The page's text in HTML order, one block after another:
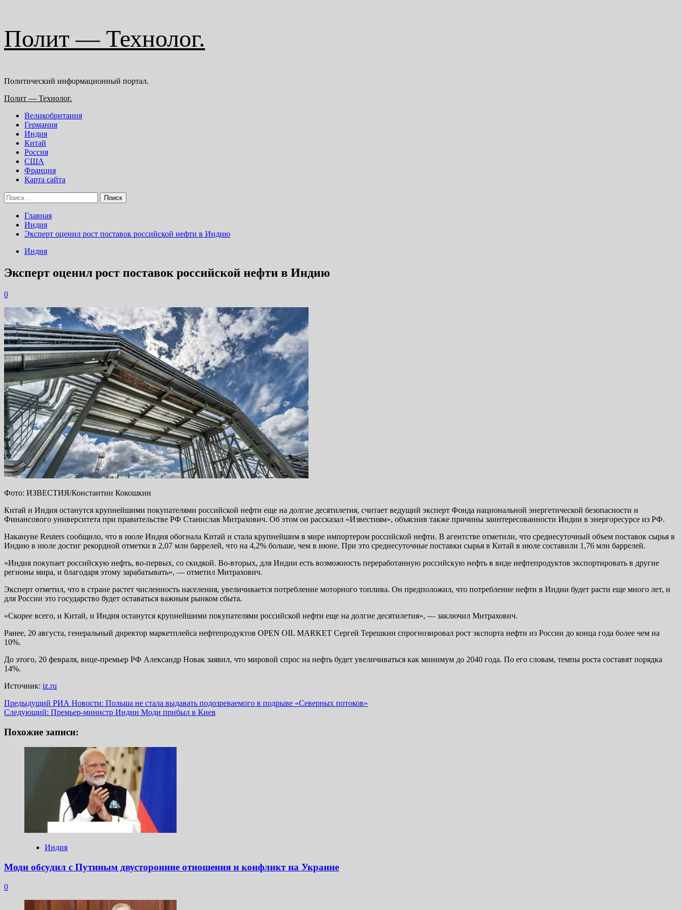
содержимому
Полит — Технолог.
Политический информационный портал.
Основное
Полит — Технолог.
Великобритания
Германия
Индия
Китай
Россия
США
Франция
Карта сайта
Найти:
Главная
Индия
Эксперт оценил рост поставок российской нефти в Индию
Индия
Эксперт оценил рост поставок российской нефти в Индию
0
Фото: ИЗВЕСТИЯ/Константин Кокошкин
Китай и Индия останутся крупнейшими покупателями российской нефти еще на долгие десятилетия, считает ведущий эксперт Фонда национальной энергетической безопасности и
Финансового университета при правительстве РФ Станислав Митрахович. Об этом он рассказал «Известиям», объяснив также причины заинтересованности Индии в энергоресурсе из РФ.
Накануне Reuters сообщило, что в июле Индия обогнала Китай и стала крупнейшим в мире импортером российской нефти. В агентстве отметили, что среднесуточный объем поставок сырья в
Индию в июле достиг рекордной отметки в 2,07 млн баррелей, что на 4,2% больше, чем в июне. При это среднесуточные поставки сырья в Китай в июле составили 1,76 млн баррелей.
«Индия покупает российскую нефть, во-первых, со скидкой. Во-вторых, для Индии есть возможность переработанную российскую нефть в виде нефтепродуктов экспортировать в другие
регионы мира, и благодаря этому зарабатывать», — отметил Митрахович.
Эксперт отметил, что в стране растет численность населения, увеличивается потребление моторного топлива. Он предположил, что потребление нефти в Индии будет расти еще много лет, и
для России это государство будет оставаться важным рынком сбыта.
«Скорее всего, и Китай, и Индия останутся крупнейшими покупателями российской нефти еще на долгие десятилетия», — заключил Митрахович.
Ранее, 20 августа, генеральный директор маркетплейса нефтепродуктов OPEN OIL MARKET Сергей Терешкин спрогнозировал рост экспорта нефти из России до конца года более чем на
10%.
До этого, 20 февраля, вице-премьер РФ Александр Новак заявил, что мировой спрос на нефть будет увеличиваться как минимум до 2040 года. По его словам, темпы роста составят порядка
14%.
Источник: iz.ru
Навигация
записи
Предыдущий РИА Новости: Польша не стала выдавать подозреваемого в подрыве «Северных потоков»
Следующий: Премьер-министр Индии Моди прибыл в Киев
Похожие записи:
Индия
Моди обсудил с Путиным двусторонние отношения и конфликт на Украине
0